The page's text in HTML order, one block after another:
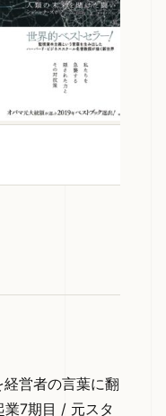
営者の言葉に翻
業7期目 / 元スタ